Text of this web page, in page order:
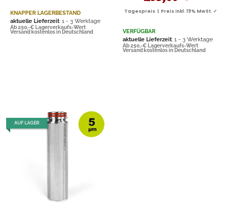
KNAPPER LAGERBESTAND
aktuelle Lieferzeit: 1 - 3 Werktage
Ab 250,-€ Lagerverkaufs-Wert
Versand kostenlos in Deutschland
Tagespreis | Preis inkl. 19% MwSt. ✓
VERFÜGBAR
aktuelle Lieferzeit: 1 - 3 Werktage
Ab 250,-€ Lagerverkaufs-Wert
Versand kostenlos in Deutschland
AUF LAGER